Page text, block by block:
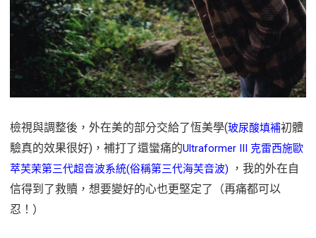
檢視與調整後，外在美的部分交給了恆美學(玻尿酸填補初體
驗真的效果很好)，補打了還蠻痛的Ultraformer III 克雷西施歐
萃芙茉第三代超音波系統(俗稱第三代海芙音波) ，我的外在自
信得到了救贖，想要變好的心也更堅定了（再痛都可以
忍！）